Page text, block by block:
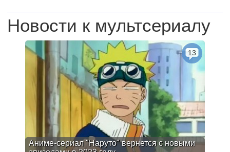
Новости к мультсериалу
Аниме-сериал "Наруто" вернется с новыми
13